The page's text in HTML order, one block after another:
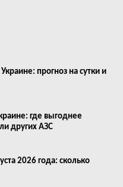
прогноз на сутки и
где выгоднее
других АЗС
2026 года: сколько